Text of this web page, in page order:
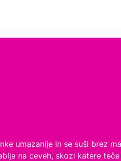
umazanije in se suši brez
na ceveh, skozi katere